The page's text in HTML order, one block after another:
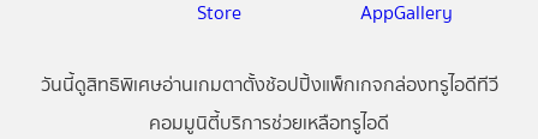
วันนี้ดูสิทธิพิเศษอ่านเกมตาตั้งช้อปปิ้งแพ็กเกจกล่องทรูไอดีทีวี
คอมมูนิตี้บริการช่วยเหลือทรูไอดี